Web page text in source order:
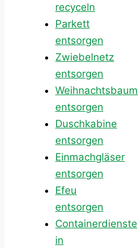
recyceln
Parkett
entsorgen
Zwiebelnetz
entsorgen
Weihnachtsbaum
entsorgen
Duschkabine
entsorgen
Einmachgläser
entsorgen
Efeu
entsorgen
Containerdienste
in